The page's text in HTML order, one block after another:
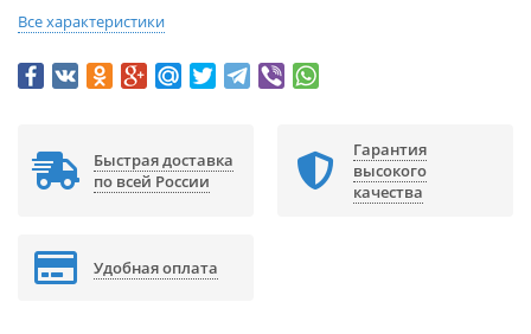
Все характеристики
Быстрая доставка
по всей России
Гарантия
высокого
качества
Удобная оплата